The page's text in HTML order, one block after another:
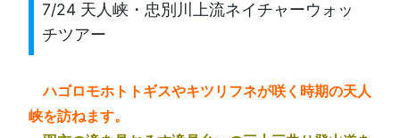
7/24 天人峡・忠別川上流ネイチャーウォッ
チツアー
ハゴロモホトトギスやキツリフネが咲く時期の天人
峡を訪ねます。